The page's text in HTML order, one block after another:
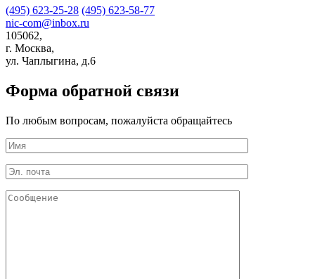
(495) 623-25-28 (495) 623-58-77
nic-com@inbox.ru
105062,
г. Москва,
ул. Чаплыгина, д.6
Форма обратной связи
По любым вопросам, пожалуйста обращайтесь